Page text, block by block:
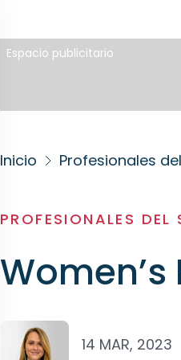
Espacio publicitario
Inicio Profesionales
PROFESIONALES DEL
14 MAR, 2023